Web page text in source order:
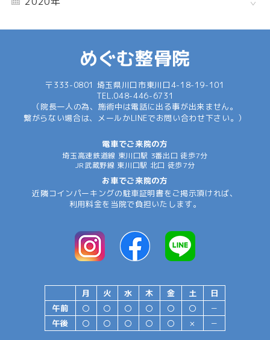
めぐむ整骨院
〒333-0801 埼玉県川口市東川口4-18-19-101
TEL.048-446-6731
（院長一人の為、施術中は電話に出る事が出来ません。
繋がらない場合は、メールかLINEでお問い合わせ下さい。）
電車でご来院の方
埼玉高速鉄道線 東川口駅 3番出口 徒歩7分
JR武蔵野線 東川口駅 北口 徒歩7分
お車でご来院の方
近隣コインパーキングの駐車証明書をご掲示頂ければ、
利用料金を当院で負担いたします。
月 火 水 木 金 土
日
午前
〇 〇 〇 〇 〇 〇
－
午後
〇 〇 〇 〇 〇 × －